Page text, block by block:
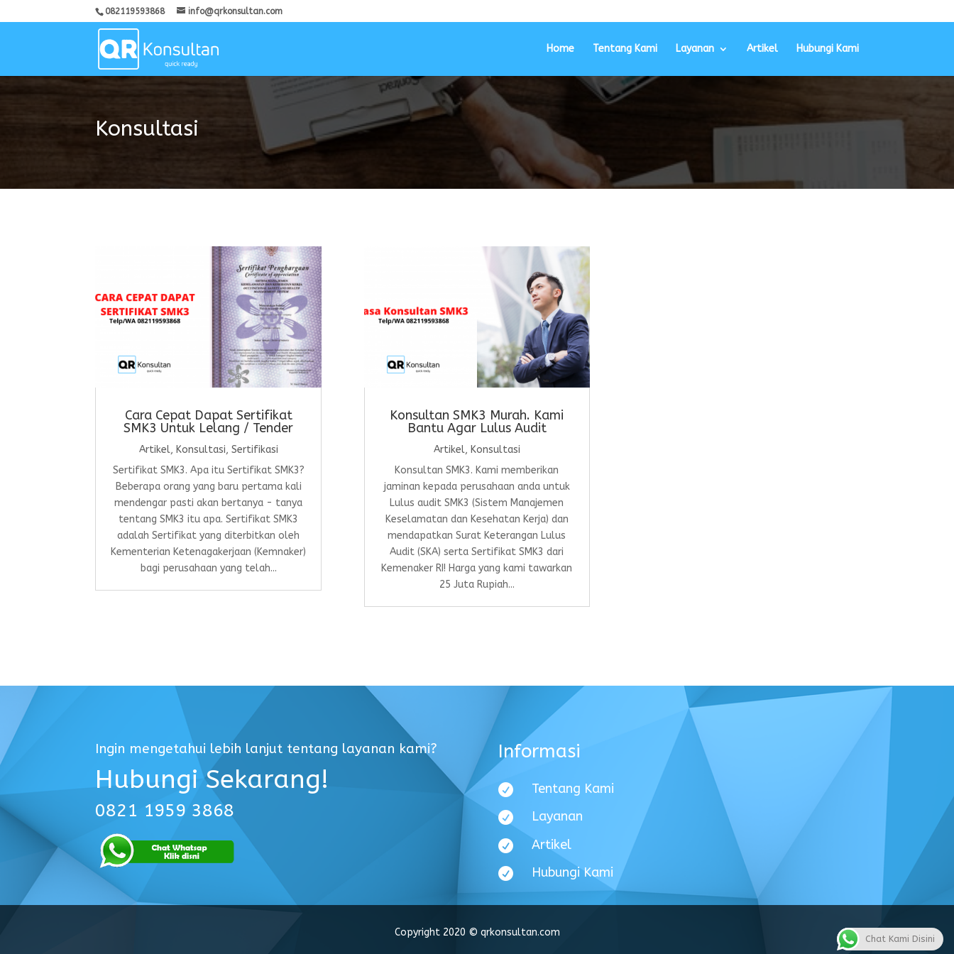
082119593868 info@qrkonsultan.com
Home Tentang Kami Layanan Artikel Hubungi Kami
Konsultasi
Cara Cepat Dapat Sertifikat
SMK3 Untuk Lelang / Tender
Artikel, Konsultasi, Sertifikasi
Sertifikat SMK3. Apa itu Sertifikat SMK3?
Beberapa orang yang baru pertama kali
mendengar pasti akan bertanya - tanya
tentang SMK3 itu apa. Sertifikat SMK3
adalah Sertifikat yang diterbitkan oleh
Kementerian Ketenagakerjaan (Kemnaker)
bagi perusahaan yang telah...
Konsultan SMK3 Murah. Kami
Bantu Agar Lulus Audit
Artikel, Konsultasi
Konsultan SMK3. Kami memberikan
jaminan kepada perusahaan anda untuk
Lulus audit SMK3 (Sistem Manajemen
Keselamatan dan Kesehatan Kerja) dan
mendapatkan Surat Keterangan Lulus
Audit (SKA) serta Sertifikat SMK3 dari
Kemenaker RI! Harga yang kami tawarkan
25 Juta Rupiah...
Ingin mengetahui lebih lanjut tentang layanan kami?
Hubungi Sekarang!
0821 1959 3868
Informasi
 Tentang Kami
 Layanan
 Artikel
 Hubungi Kami
Copyright 2020 © qrkonsultan.com
Chat Kami Disini